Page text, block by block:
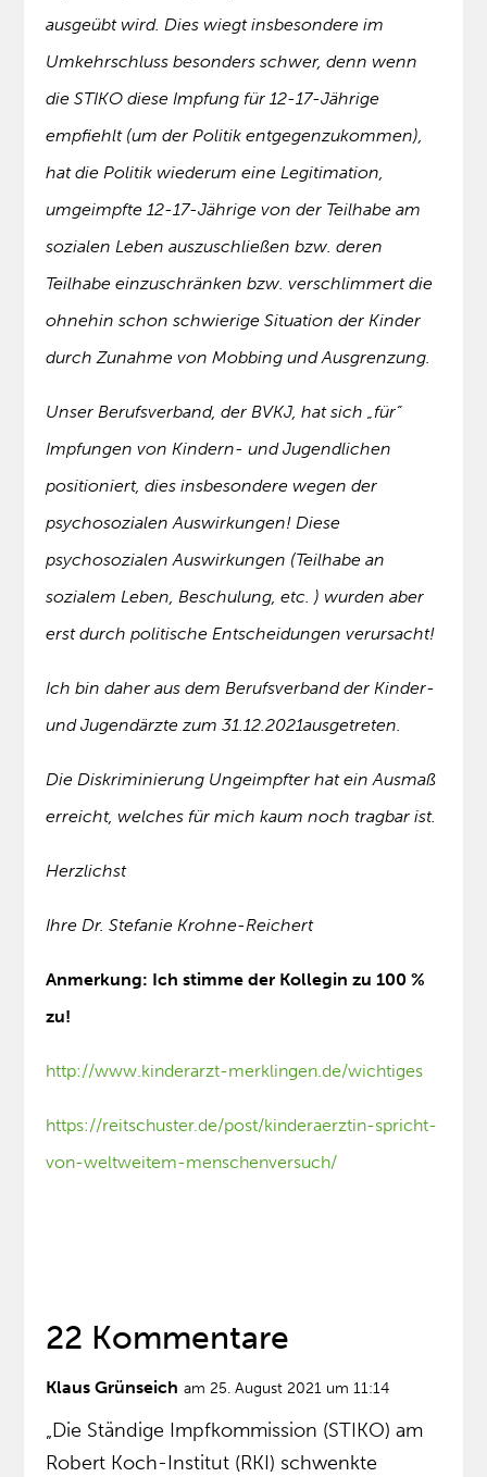
ausgeübt wird. Dies wiegt insbesondere im
Umkehrschluss besonders schwer, denn wenn
die STIKO diese Impfung für 12-17-Jährige
empfiehlt (um der Politik entgegenzukommen),
hat die Politik wiederum eine Legitimation,
umgeimpfte 12-17-Jährige von der Teilhabe am
sozialen Leben auszuschließen bzw. deren
Teilhabe einzuschränken bzw. verschlimmert die
ohnehin schon schwierige Situation der Kinder
durch Zunahme von Mobbing und Ausgrenzung.
Unser Berufsverband, der BVKJ, hat sich „für“
Impfungen von Kindern- und Jugendlichen
positioniert, dies insbesondere wegen der
psychosozialen Auswirkungen! Diese
psychosozialen Auswirkungen (Teilhabe an
sozialem Leben, Beschulung, etc. ) wurden aber
erst durch politische Entscheidungen verursacht!
Ich bin daher aus dem Berufsverband der Kinder-
und Jugendärzte zum 31.12.2021ausgetreten.
Die Diskriminierung Ungeimpfter hat ein Ausmaß
erreicht, welches für mich kaum noch tragbar ist.
Herzlichst
Ihre Dr. Stefanie Krohne-Reichert
Anmerkung: Ich stimme der Kollegin zu 100 %
zu!
http://www.kinderarzt-merklingen.de/wichtiges
https://reitschuster.de/post/kinderaerztin-spricht-
von-weltweitem-menschenversuch/
22 Kommentare
Klaus Grünseich am 25. August 2021 um 11:14
„Die Ständige Impfkommission (STIKO) am
Robert Koch-Institut (RKI) schwenkte